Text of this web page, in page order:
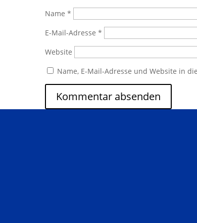
Name *
E-Mail-Adresse *
Website
Name, E-Mail-Adresse und Website in